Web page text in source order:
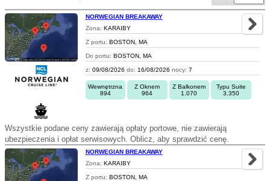
NORWEGIAN BREAKAWAY
Zona: KARAIBY
Z portu: BOSTON, MA
Do portu: BOSTON, MA
z: 09/08/2026 do: 16/08/2026 nocy: 7
Wewnętrzna
894
Z Oknem
964
Z Balkonem
1.070
Typu Suite
3.350
Wszystkie podane ceny zawierają opłaty portowe, nie zawierają
ubezpieczenia i opłat serwisowych. Oblicz, aby sprawdzić cenę.
NORWEGIAN BREAKAWAY
Zona: KARAIBY
Z portu: BOSTON, MA